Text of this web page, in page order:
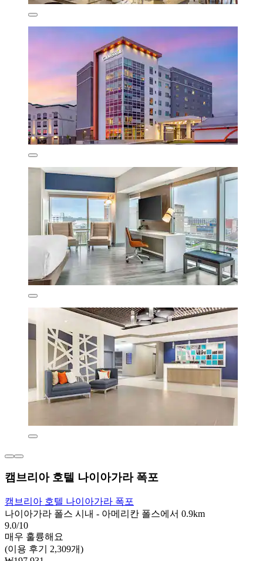
캠브리아 호텔 나이아가라 폭포
캠브리아 호텔 나이아가라 폭포
나이아가라 폴스 시내 - 아메리칸 폴스에서 0.9km
9.0/10
매우 훌륭해요
(이용 후기 2,309개)